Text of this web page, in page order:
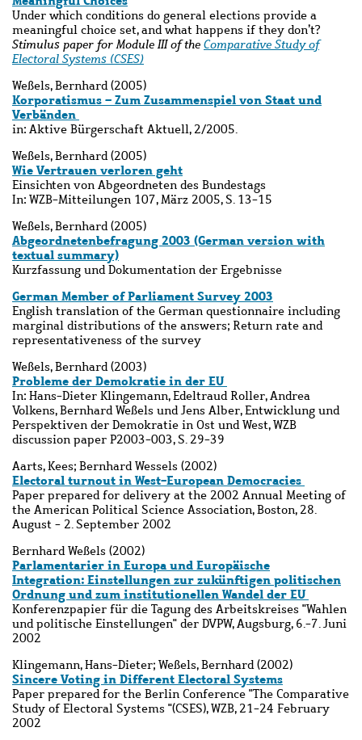
Under which conditions do general elections provide a
meaningful choice set, and what happens if they don’t?
Stimulus paper for Module III of the Comparative Study of
Electoral Systems (CSES)
Weßels, Bernhard (2005)
Korporatismus – Zum Zusammenspiel von Staat und
Verbänden
in: Aktive Bürgerschaft Aktuell, 2/2005.
Weßels, Bernhard (2005)
Wie Vertrauen verloren geht
Einsichten von Abgeordneten des Bundestags
In: WZB-Mitteilungen 107, März 2005, S. 13-15
Weßels, Bernhard (2005)
Abgeordnetenbefragung 2003 (German version with
textual summary)
Kurzfassung und Dokumentation der Ergebnisse
German Member of Parliament Survey 2003
English translation of the German questionnaire including
marginal distributions of the answers; Return rate and
representativeness of the survey
Weßels, Bernhard (2003)
Probleme der Demokratie in der EU
In: Hans-Dieter Klingemann, Edeltraud Roller, Andrea
Volkens, Bernhard Weßels und Jens Alber, Entwicklung und
Perspektiven der Demokratie in Ost und West, WZB
discussion paper P2003-003, S. 29-39
Aarts, Kees; Bernhard Wessels (2002)
Electoral turnout in West-European Democracies
Paper prepared for delivery at the 2002 Annual Meeting of
the American Political Science Association, Boston, 28.
August - 2. September 2002
Bernhard Weßels (2002)
Parlamentarier in Europa und Europäische
Integration: Einstellungen zur zukünftigen politischen
Ordnung und zum institutionellen Wandel der EU
Konferenzpapier für die Tagung des Arbeitskreises "Wahlen
und politische Einstellungen" der DVPW, Augsburg, 6.-7. Juni
2002
Klingemann, Hans-Dieter; Weßels, Bernhard (2002)
Sincere Voting in Different Electoral Systems
Paper prepared for the Berlin Conference "The Comparative
Study of Electoral Systems "(CSES), WZB, 21-24 February
2002